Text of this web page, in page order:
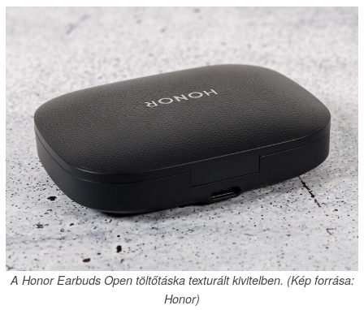
A Honor Earbuds Open töltőtáska texturált kivitelben. (Kép forrása:
Honor)